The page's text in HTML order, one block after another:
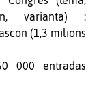
varianta) :
(1,3 milions
000 entradas